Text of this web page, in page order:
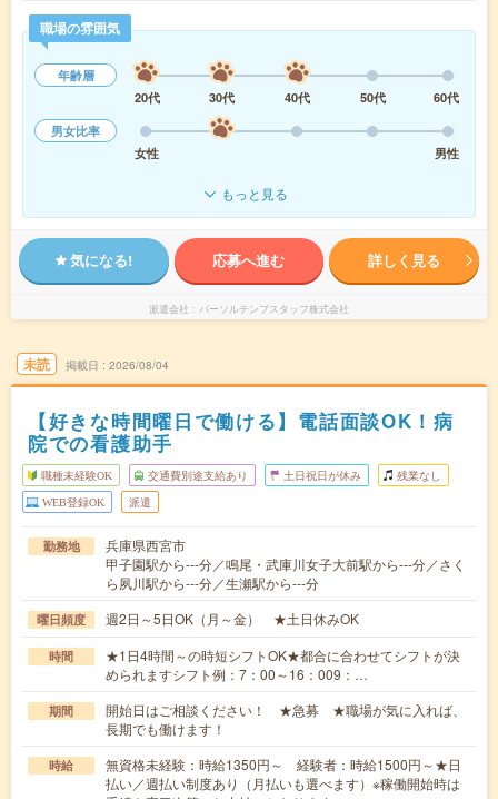
職場の雰囲気
年齢層
20代
30代 40代 50代
60代
男女比率
女性
男性
もっと見る
気になる! 応募へ進む 詳しく見る
派遣会社 パーソルテンプスタッフ株式会社
未読 掲載日 2026/08/04
【好きな時間曜日で働ける】電話面談OK！病
院での看護助手
職種未経験OK 交通費別途支給あり 土日祝日が休み 残業なし
WEB登録OK 派遣
勤務地
兵庫県西宮市
甲子園駅から---分／鳴尾・武庫川女子大前駅から---分／さく
ら夙川駅から---分／生瀬駅から---分
曜日頻度 週2日～5日OK（月～金） ★土日休みOK
時間
★1日4時間～の時短シフトOK★都合に合わせてシフトが決
められますシフト例：7：00～16：009：…
期間
開始日はご相談ください！ ★急募 ★職場が気に入れば、
長期でも働けます！
時給
無資格未経験：時給1350円～ 経験者：時給1500円～★日
払い／週払い制度あり（月払いも選べます）※稼働開始時は